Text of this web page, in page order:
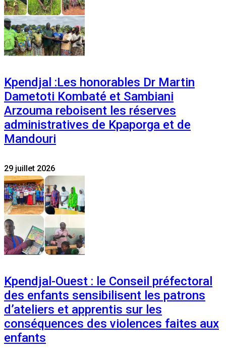
Kpendjal :Les honorables Dr Martin
Dametoti Kombaté et Sambiani
Arzouma reboisent les réserves
administratives de Kpaporga et de
Mandouri
29 juillet 2026
Kpendjal-Ouest : le Conseil préfectoral
des enfants sensibilisent les patrons
d’ateliers et apprentis sur les
conséquences des violences faites aux
enfants